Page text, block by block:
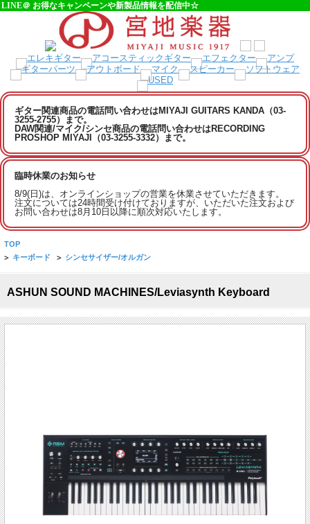
LINE＠ お得なキャンペーンや新製品情報を配信中☆
ギター関連商品の電話問い合わせはMIYAJI GUITARS KANDA（03-
3255-2755）まで。
DAW関連/マイク/シンセ商品の電話問い合わせはRECORDING
PROSHOP MIYAJI（03-3255-3332）まで。
臨時休業のお知らせ
8/9(日)は、オンラインショップの営業を休業させていただきます。
注文については24時間受け付けておりますが、いただいた注文および
お問い合わせは8月10日以降に順次対応いたします。
TOP
> キーボード > シンセサイザー/オルガン
ASHUN SOUND MACHINES/Leviasynth Keyboard